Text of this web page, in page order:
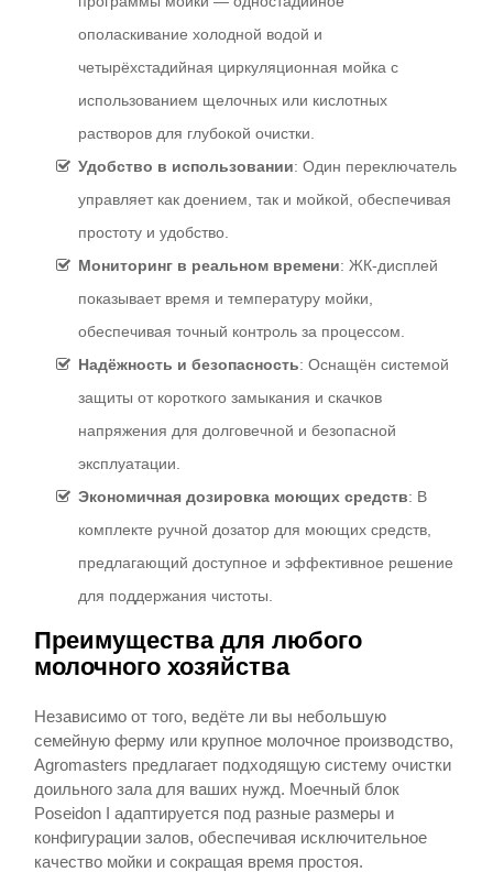
ополаскивание холодной водой и
четырёхстадийная циркуляционная мойка с
использованием щелочных или кислотных
растворов для глубокой очистки.
Удобство в использовании: Один переключатель
управляет как доением, так и мойкой, обеспечивая
простоту и удобство.
Мониторинг в реальном времени: ЖК-дисплей
показывает время и температуру мойки,
обеспечивая точный контроль за процессом.
Надёжность и безопасность: Оснащён системой
защиты от короткого замыкания и скачков
напряжения для долговечной и безопасной
эксплуатации.
Экономичная дозировка моющих средств: В
комплекте ручной дозатор для моющих средств,
предлагающий доступное и эффективное решение
для поддержания чистоты.
Преимущества для любого
молочного хозяйства
Независимо от того, ведёте ли вы небольшую
семейную ферму или крупное молочное производство,
Agromasters предлагает подходящую систему очистки
доильного зала для ваших нужд. Моечный блок
Poseidon I адаптируется под разные размеры и
конфигурации залов, обеспечивая исключительное
качество мойки и сокращая время простоя.